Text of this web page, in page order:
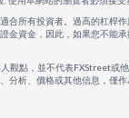
合所有投資者。過高的杠桿
金資金，因此，如果您不能
觀點，並不代表FXStreet或
分析、價格或其他信息，僅